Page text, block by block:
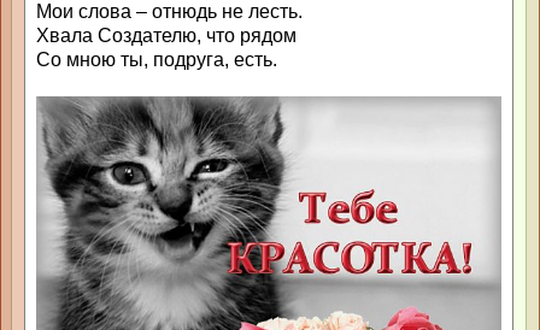
Мои слова – отнюдь не лесть.
Хвала Создателю, что рядом
Со мною ты, подруга, есть.